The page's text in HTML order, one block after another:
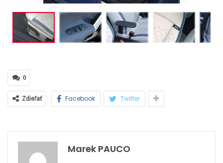
0
Zdieľať Facebook Twitter
Marek PAUCO